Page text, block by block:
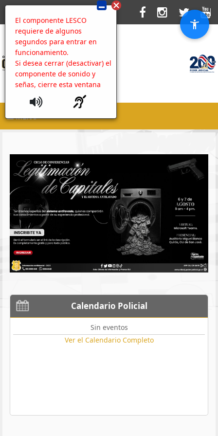
El componente LESCO
requiere de algunos
segundos para entrar en
funcionamiento.
Si desea cerrar (desactivar) el
componente de sonido y
señas, cierre esta ventana
MENU
Calendario Policial
Sin eventos
Ver el Calendario Completo